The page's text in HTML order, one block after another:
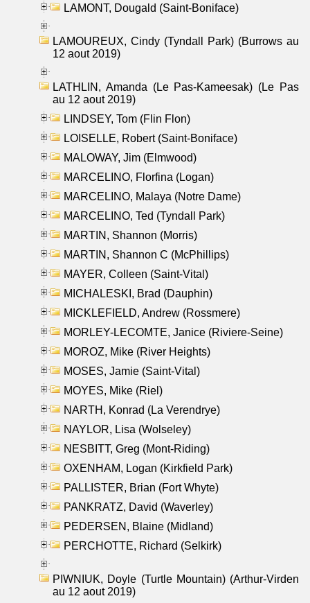
LAMONT, Dougald (Saint-Boniface)
LAMOUREUX, Cindy (Tyndall Park) (Burrows au
12 aout 2019)
LATHLIN, Amanda (Le Pas-Kameesak) (Le Pas
au 12 aout 2019)
LINDSEY, Tom (Flin Flon)
LOISELLE, Robert (Saint-Boniface)
MALOWAY, Jim (Elmwood)
MARCELINO, Florfina (Logan)
MARCELINO, Malaya (Notre Dame)
MARCELINO, Ted (Tyndall Park)
MARTIN, Shannon (Morris)
MARTIN, Shannon C (McPhillips)
MAYER, Colleen (Saint-Vital)
MICHALESKI, Brad (Dauphin)
MICKLEFIELD, Andrew (Rossmere)
MORLEY-LECOMTE, Janice (Riviere-Seine)
MOROZ, Mike (River Heights)
MOSES, Jamie (Saint-Vital)
MOYES, Mike (Riel)
NARTH, Konrad (La Verendrye)
NAYLOR, Lisa (Wolseley)
NESBITT, Greg (Mont-Riding)
OXENHAM, Logan (Kirkfield Park)
PALLISTER, Brian (Fort Whyte)
PANKRATZ, David (Waverley)
PEDERSEN, Blaine (Midland)
PERCHOTTE, Richard (Selkirk)
PIWNIUK, Doyle (Turtle Mountain) (Arthur-Virden
au 12 aout 2019)